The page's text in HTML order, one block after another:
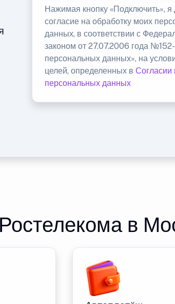
Нажимая кнопку «Подключить»,
согласие на обработку моих
данных, в соответствии с
законом от 27.07.2006 года
персональных данных», на
целей, определенных вСогласии
персональных данных
в